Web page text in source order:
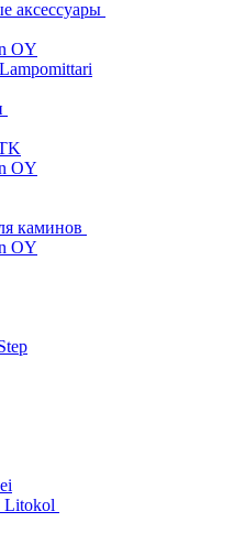
аксессуары
OY
OY
каминов
OY
Litokol